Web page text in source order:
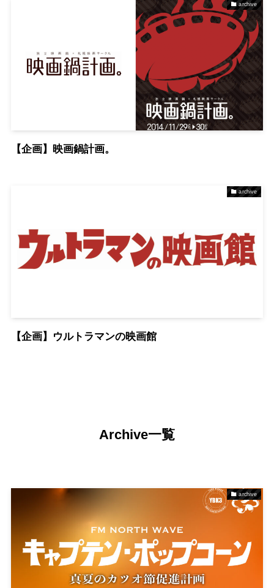
archive
【企画】映画鍋計画。
archive
【企画】ウルトラマンの映画館
Archive一覧
archive